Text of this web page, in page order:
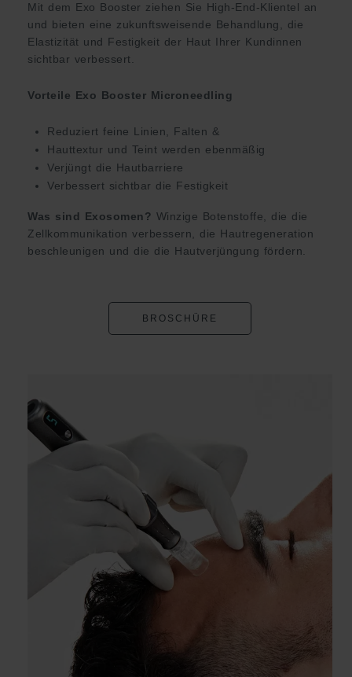
Mit dem Exo Booster ziehen Sie High-End-Klientel an
und bieten eine zukunfts­weisende Behand­lung, die
Elasti­zität und Festig­keit der Haut Ihrer Kundinnen
sicht­bar verbessert.
Vorteile Exo Booster Microneedling
Reduziert feine Linien, Falten &
Hauttextur und Teint werden ebenmäßig
Verjüngt die Hautbarriere
Verbessert sichtbar die Festigkeit
Was sind Exosomen? Winzige Botenstoffe, die die
Zellkommunikation verbessern, die Hautregeneration
beschleunigen und die die Hautverjüngung fördern.
BROSCHÜRE